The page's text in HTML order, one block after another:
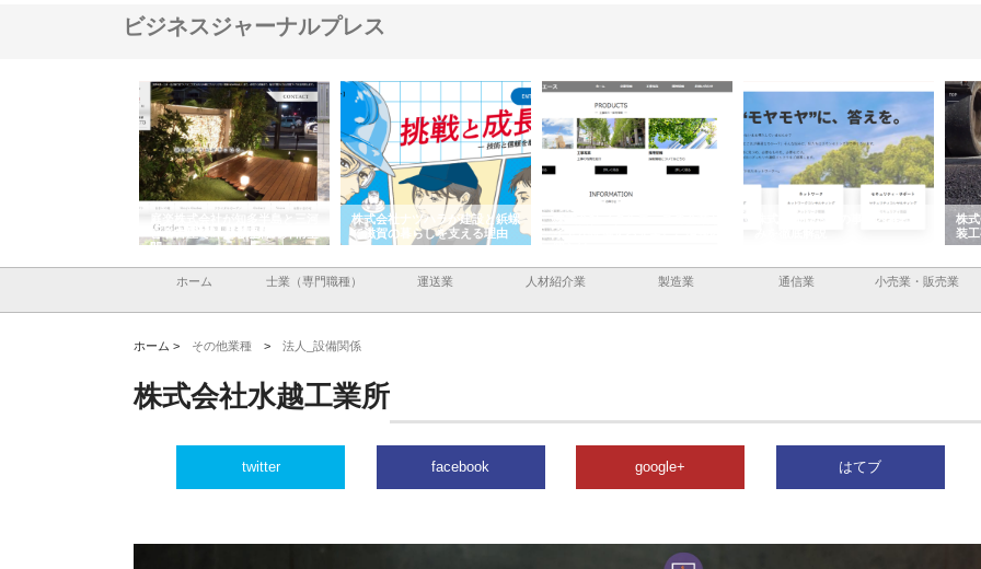
ビジネスジャーナルプレス
と名古屋で叶える理想の外構空
間
株式会社ナツハラが建設と鋲螺
で滋賀の暮らしを支える理由
イトが提供する充実した情報内
株式会社ＣＳＡの事業内容と強
株
装
ホーム 士業（専門職種） 運送業 人材紹介業 製造業 通信業 小売業・販売業
ホーム > その他業種 > 法人_設備関係
株式会社水越工業所
twitter facebook google+ はてブ